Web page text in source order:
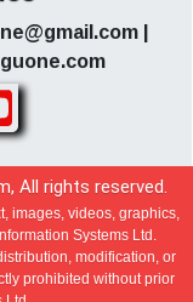
|
All rights reserved.
images, videos, graphics,
Systems Ltd.
modification, or
prohibited without prior